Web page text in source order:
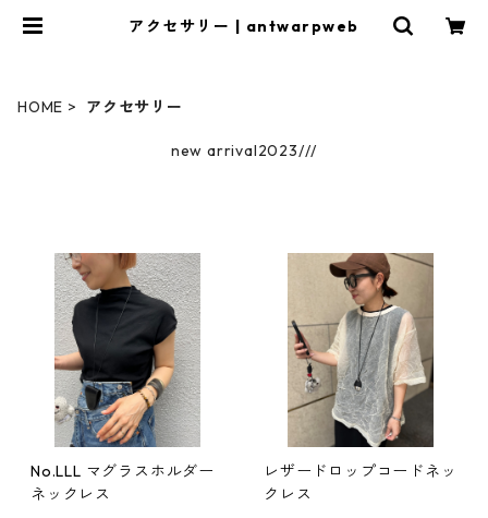
アクセサリー | antwarpweb
HOME アクセサリー
new arrival2023///
No.LLL マグラスホルダー
ネックレス
レザードロップコードネッ
クレス